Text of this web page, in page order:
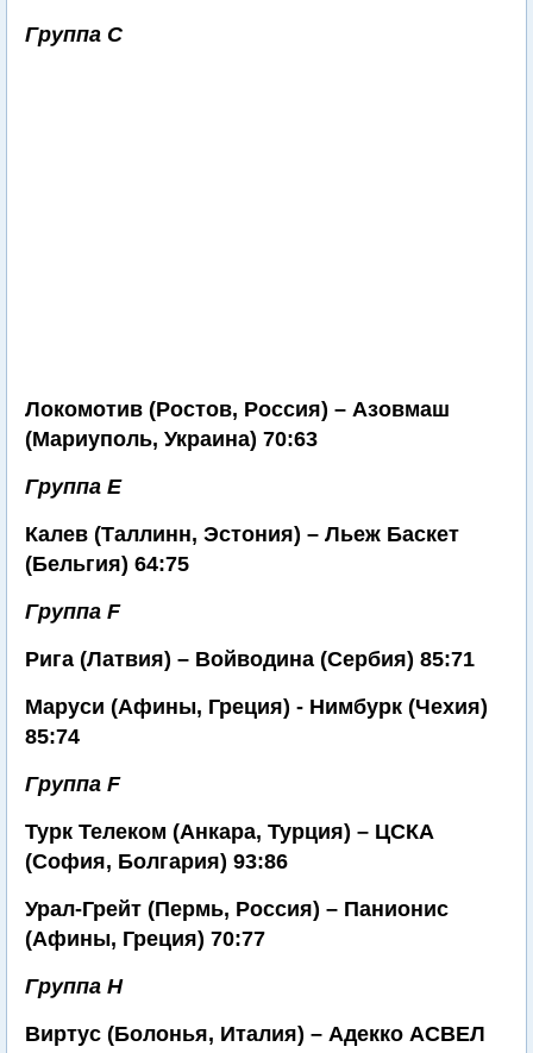
Группа С
Локомотив (Ростов, Россия) – Азовмаш
(Мариуполь, Украина) 70:63
Группа Е
Калев (Таллинн, Эстония) – Льеж Баскет
(Бельгия) 64:75
Группа F
Рига (Латвия) – Войводина (Сербия) 85:71
Маруси (Афины, Греция) - Нимбурк (Чехия)
85:74
Группа F
Турк Телеком (Анкара, Турция) – ЦСКА
(София, Болгария) 93:86
Урал-Грейт (Пермь, Россия) – Панионис
(Афины, Греция) 70:77
Группа Н
Виртус (Болонья, Италия) – Адекко АСВЕЛ